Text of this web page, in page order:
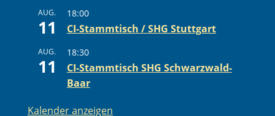
AUG.
11
18:00
CI-Stammtisch / SHG Stuttgart
AUG.
11
18:30
CI-Stammtisch SHG Schwarzwald-
Baar
Kalender anzeigen